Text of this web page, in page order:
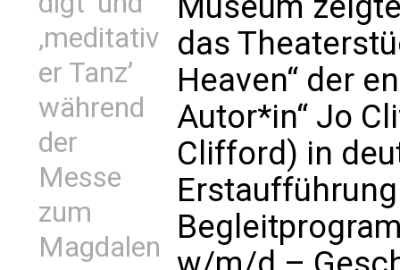
‚meditativ
er Tanz’
während
der
Messe
zum
Magdalen
das
Heaven“ der
Autor*in“ Jo
Clifford) in